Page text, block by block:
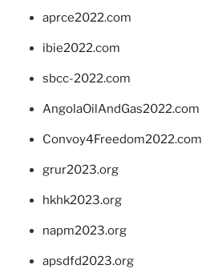
aprce2022.com
ibie2022.com
sbcc-2022.com
AngolaOilAndGas2022.com
Convoy4Freedom2022.com
grur2023.org
hkhk2023.org
napm2023.org
apsdfd2023.org